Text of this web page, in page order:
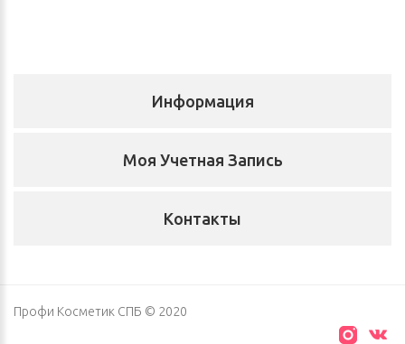
Информация
Моя Учетная Запись
Контакты
Профи Косметик СПБ © 2020